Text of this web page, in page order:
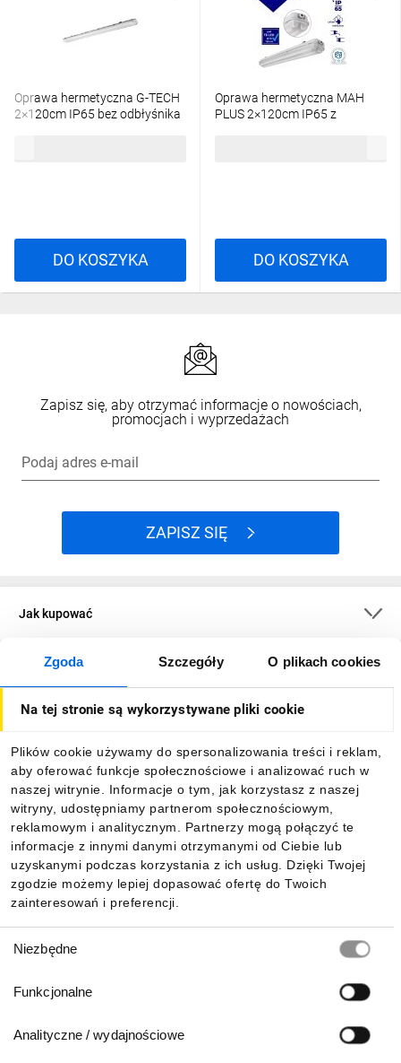
Zgoda Szczegóły O plikach cookies
Na tej stronie są wykorzystywane pliki cookie
Plików cookie używamy do spersonalizowania treści i reklam,
aby oferować funkcje społecznościowe i analizować ruch w
naszej witrynie. Informacje o tym, jak korzystasz z naszej
witryny, udostępniamy partnerom społecznościowym,
reklamowym i analitycznym. Partnerzy mogą połączyć te
informacje z innymi danymi otrzymanymi od Ciebie lub
uzyskanymi podczas korzystania z ich usług. Dzięki Twojej
zgodzie możemy lepiej dopasować ofertę do Twoich
zainteresowań i preferencji.
zgody
Niezbędne
Funkcjonalne
Analityczne / wydajnościowe
Oprawa hermetyczna G-TECH
2×120cm IP65 bez odbłyśnika
DO KOSZYKA
Oprawa hermetyczna MAH
PLUS 2×120cm IP65 z
DO KOSZYKA
Zapisz się, aby otrzymać informacje o nowościach,
promocjach i wyprzedażach
Podaj adres e-mail
ZAPISZ SIĘ
Jak kupować
O firmie
Informacje
Pobierz naszą aplikację mobilną: